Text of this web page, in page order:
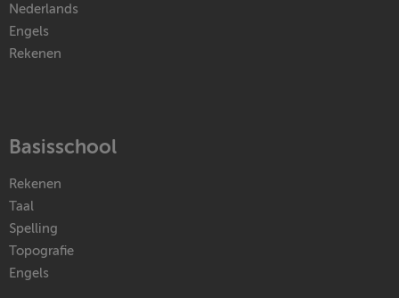
Nederlands
Engels
Rekenen
Basisschool
Rekenen
Taal
Spelling
Topografie
Engels